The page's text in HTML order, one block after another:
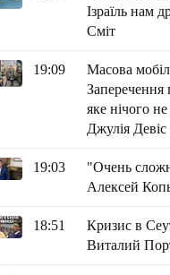
Ізраїль нам
Сміт
19:09
Масова
Заперечення
яке нічого
Джулія Девіс
19:03
"Очень
Алексей
18:51
Кризис в
Виталий